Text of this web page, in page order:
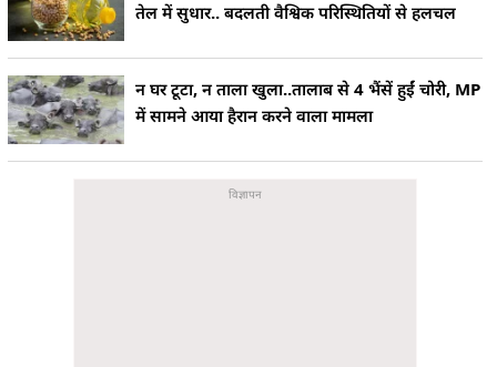
तेल में सुधार.. बदलती वैश्विक परिस्थितियों से हलचल
न घर टूटा, न ताला खुला..तालाब से 4 भैंसें हुईं चोरी, MP
में सामने आया हैरान करने वाला मामला